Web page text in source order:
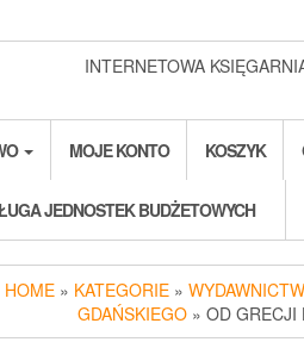
INTERNETOWA
MOJE KONTO KOSZYK
JEDNOSTEK BUDŻETOWYCH
HOME » KATEGORIE »
GDAŃSKIEGO » OD GRECJI